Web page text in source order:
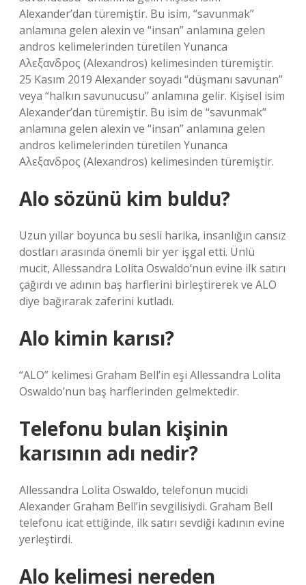
Alexander’dan türemiştir. Bu isim, “savunmak”
anlamına gelen alexin ve “insan” anlamına gelen
andros kelimelerinden türetilen Yunanca
Aλεξαvδpoς (Alexandros) kelimesinden türemiştir.
25 Kasım 2019 Alexander soyadı “düşmanı savunan”
veya “halkın savunucusu” anlamına gelir. Kişisel isim
Alexander’dan türemiştir. Bu isim de “savunmak”
anlamına gelen alexin ve “insan” anlamına gelen
andros kelimelerinden türetilen Yunanca
Aλεξαvδpoς (Alexandros) kelimesinden türemiştir.
Alo sözünü kim buldu?
Uzun yıllar boyunca bu sesli harika, insanlığın cansız
dostları arasında önemli bir yer işgal etti. Ünlü
mucit, Allessandra Lolita Oswaldo’nun evine ilk satırı
çağırdı ve adının baş harflerini birleştirerek ve ALO
diye bağırarak zaferini kutladı.
Alo kimin karısı?
“ALO” kelimesi Graham Bell’in eşi Allessandra Lolita
Oswaldo’nun baş harflerinden gelmektedir.
Telefonu bulan kişinin
karısının adı nedir?
Allessandra Lolita Oswaldo, telefonun mucidi
Alexander Graham Bell’in sevgilisiydi. Graham Bell
telefonu icat ettiğinde, ilk satırı sevdiği kadının evine
yerleştirdi.
Alo kelimesi nereden